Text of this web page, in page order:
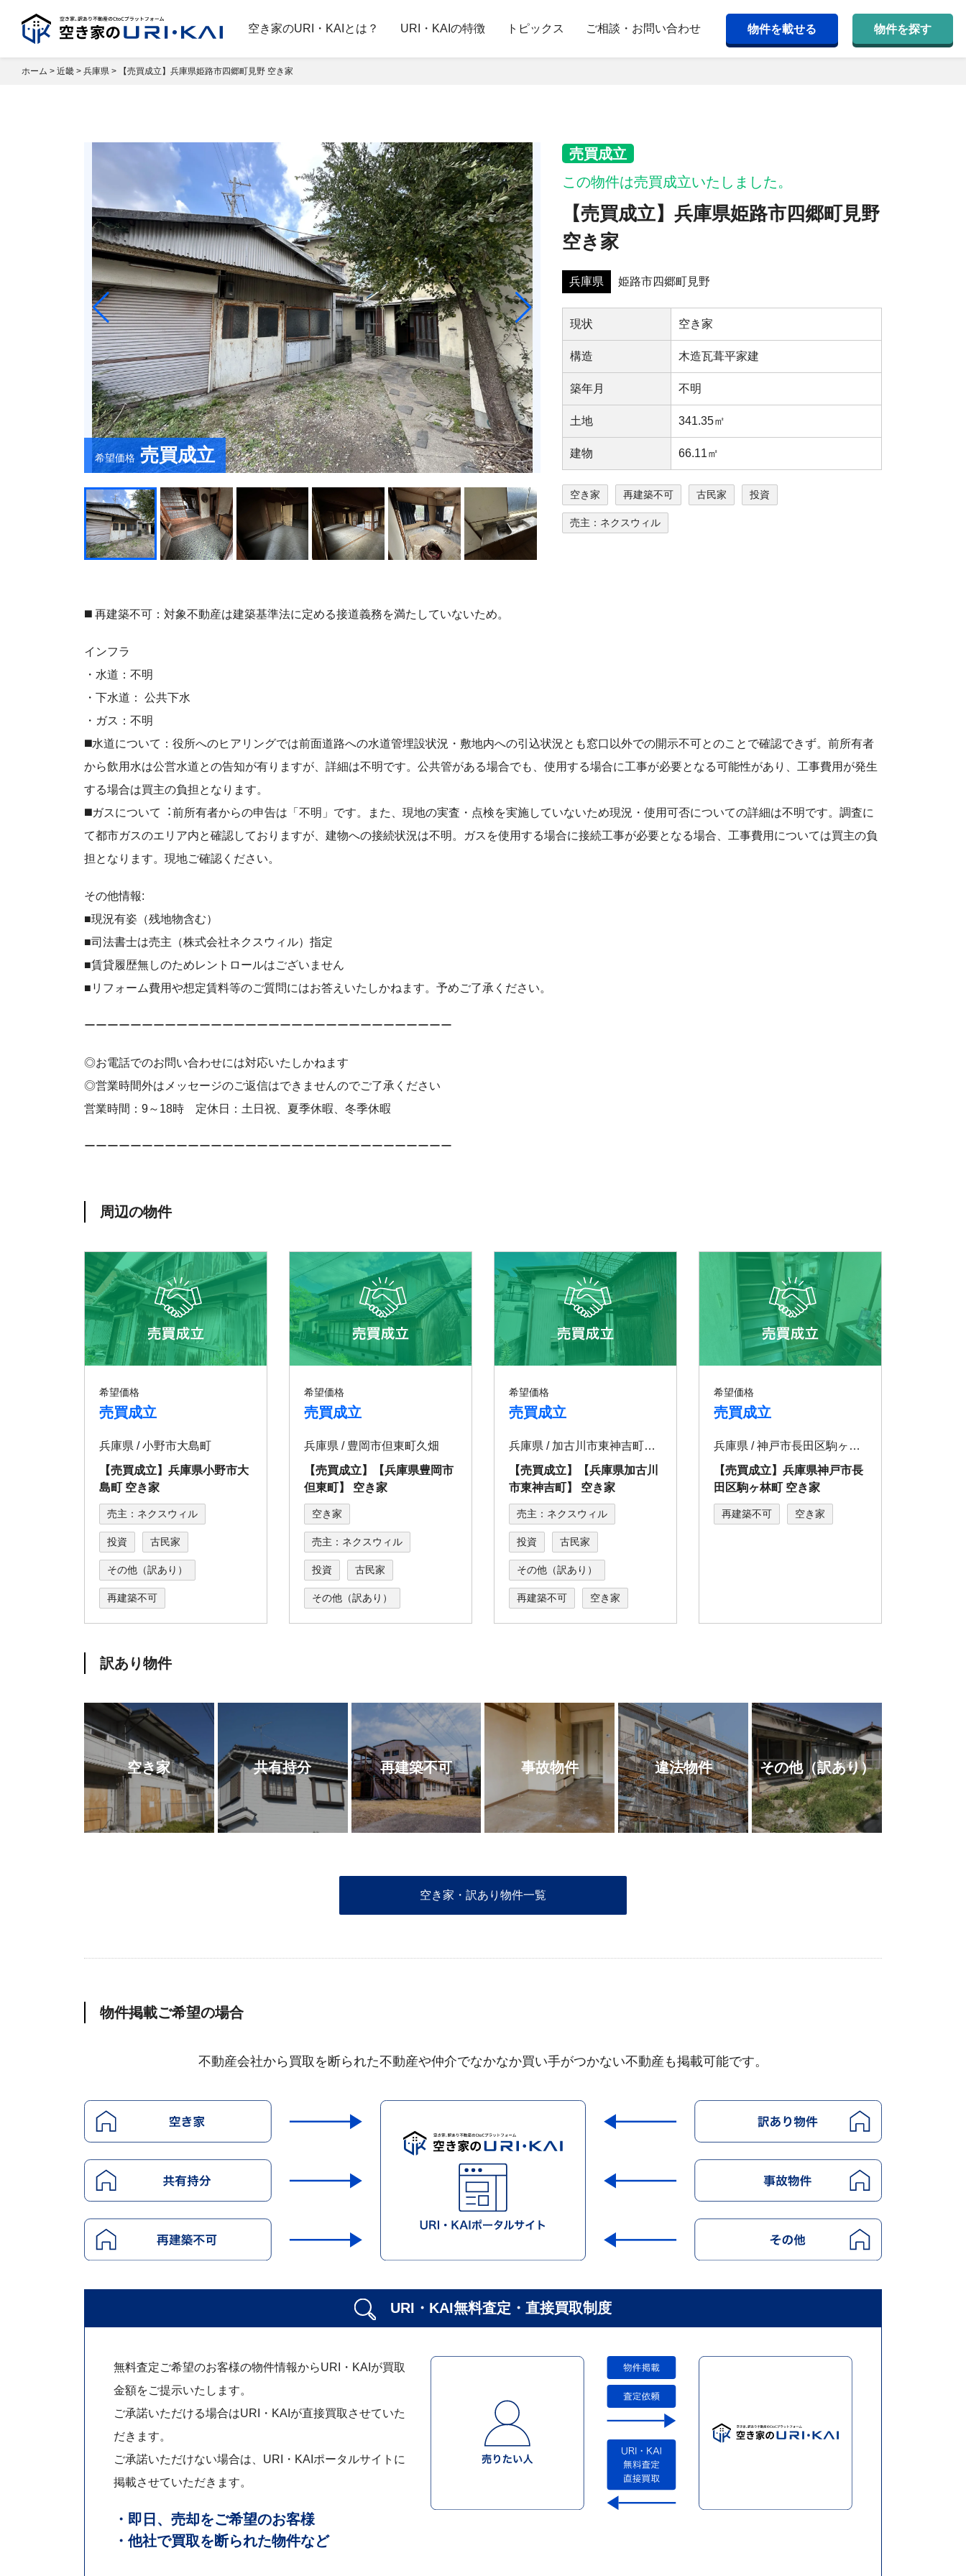
空き家のURI・KAIとは？ URI・KAIの特徴 トピックス ご相談・お問い合わせ 物件を載せる 物件を探す
ホーム > 近畿 > 兵庫県 > 【売買成立】兵庫県姫路市四郷町⾒野 空き家
希望価格売買成立
売買成立
この物件は売買成立いたしました。
【売買成立】兵庫県姫路市四郷町⾒野
空き家
兵庫県 姫路市四郷町⾒野
現状 空き家
構造 ⽊造⽡葺平家建
築年⽉ 不明
⼟地 341.35㎡
建物 66.11㎡
空き家 再建築不可 古民家 投資
売主：ネクスウィル
◼️ 再建築不可：対象不動産は建築基準法に定める接道義務を満たしていないため。
インフラ
・水道：不明
・下水道： 公共下水
・ガス：不明
◼️⽔道について：役所へのヒアリングでは前⾯道路への⽔道管埋設状況・敷地内への引込状況とも窓⼝以外での開⽰不可とのことで確認できず。前所有者
から飲⽤⽔は公営⽔道との告知が有りますが、詳細は不明です。公共管がある場合でも、使⽤する場合に⼯事が必要となる可能性があり、⼯事費⽤が発⽣
する場合は買主の負担となります。
◼️ガスについて︓前所有者からの申告は「不明」です。また、現地の実査・点検を実施していないため現況・使⽤可否についての詳細は不明です。調査に
て都市ガスのエリア内と確認しておりますが、建物への接続状況は不明。ガスを使⽤する場合に接続⼯事が必要となる場合、⼯事費⽤については買主の負
担となります。現地ご確認ください。
その他情報:
■現況有姿（残地物含む）
■司法書士は売主（株式会社ネクスウィル）指定
■賃貸履歴無しのためレントロールはございません
■リフォーム費用や想定賃料等のご質問にはお答えいたしかねます。予めご了承ください。
ーーーーーーーーーーーーーーーーーーーーーーーーーーーーーーーー
◎お電話でのお問い合わせには対応いたしかねます
◎営業時間外はメッセージのご返信はできませんのでご了承ください
営業時間：9～18時 定休日：土日祝、夏季休暇、冬季休暇
ーーーーーーーーーーーーーーーーーーーーーーーーーーーーーーーー
周辺の物件
希望価格
売買成立
兵庫県 / 小野市大島町
【売買成立】兵庫県⼩野市⼤
島町 空き家
売主：ネクスウィル
投資 古民家
その他（訳あり）
再建築不可
希望価格
売買成立
兵庫県 / 豊岡市但東町久畑
【売買成立】【兵庫県豊岡市
但東町】 空き家
空き家
売主：ネクスウィル
投資 古民家
その他（訳あり）
希望価格
売買成立
兵庫県 / 加古川市東神吉町神吉
【売買成立】【兵庫県加古川
市東神吉町】 空き家
売主：ネクスウィル
投資 古民家
その他（訳あり）
再建築不可 空き家
希望価格
売買成立
兵庫県 / 神戸市長田区駒ヶ林町
【売買成立】兵庫県神戸市⻑
田区駒ヶ林町 空き家
再建築不可 空き家
訳あり物件
空き家 共有持分 再建築不可 事故物件 違法物件 その他（訳あり）
空き家・訳あり物件一覧
物件掲載ご希望の場合
不動産会社から買取を断られた不動産や仲介でなかなか買い手がつかない不動産も掲載可能です。
URI・KAI無料査定・ 直接買取制度
無料査定ご希望のお客様の物件情報からURI・KAIが買取
金額をご提示いたします。
ご承諾いただける場合はURI・KAIが直接買取させていた
だきます。
ご承諾いただけない場合は、URI・KAIポータルサイトに
掲載させていただきます。
・即日、売却をご希望のお客様
・他社で買取を断られた物件など